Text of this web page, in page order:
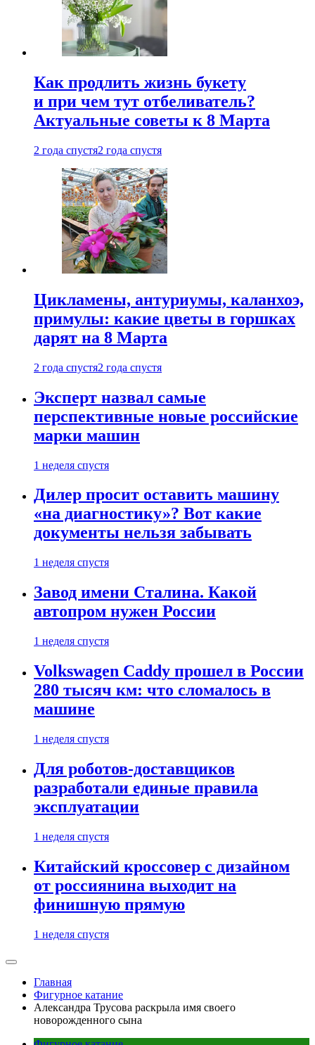
Как продлить жизнь букету
и при чем тут отбеливатель?
Актуальные советы к 8 Марта
2 года спустя2 года спустя
Цикламены, антуриумы, каланхоэ,
примулы: какие цветы в горшках
дарят на 8 Марта
2 года спустя2 года спустя
Эксперт назвал самые
перспективные новые российские
марки машин
1 неделя спустя
Дилер просит оставить машину
«на диагностику»? Вот какие
документы нельзя забывать
1 неделя спустя
Завод имени Сталина. Какой
автопром нужен России
1 неделя спустя
Volkswagen Caddy прошел в России
280 тысяч км: что сломалось в
машине
1 неделя спустя
Для роботов-доставщиков
разработали единые правила
эксплуатации
1 неделя спустя
Китайский кроссовер с дизайном
от россиянина выходит на
финишную прямую
1 неделя спустя
Главная
Фигурное катание
Александра Трусова раскрыла имя своего
новорожденного сына